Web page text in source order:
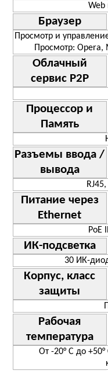
Web
Браузер
Просмотр и
Просмотр: Opera,
Облачный
сервис P2P
Процессор и
Память
Разъемы ввода /
вывода
Питание через
Ethernet
PoE
ИК-подсветка
30 ИК-
Корпус, класс
защиты
Рабочая
температура
От -20° С до